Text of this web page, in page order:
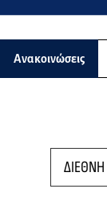
Ανακοινώσεις
συναυλίας
ΔΙΕΘΝΗ